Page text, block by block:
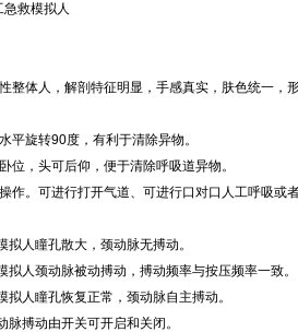
救模拟人
整体人，解剖特征明显，手感真实，肤色统一
平旋转90度，有利于清除异物。
位，头可后仰，便于清除呼吸道异物。
作。可进行打开气道、可进行口对口人工呼吸或
拟人瞳孔散大，颈动脉无搏动。
拟人颈动脉被动搏动，搏动频率与按压频率一致。
拟人瞳孔恢复正常，颈动脉自主搏动。
脉搏动由开关可开启和关闭。